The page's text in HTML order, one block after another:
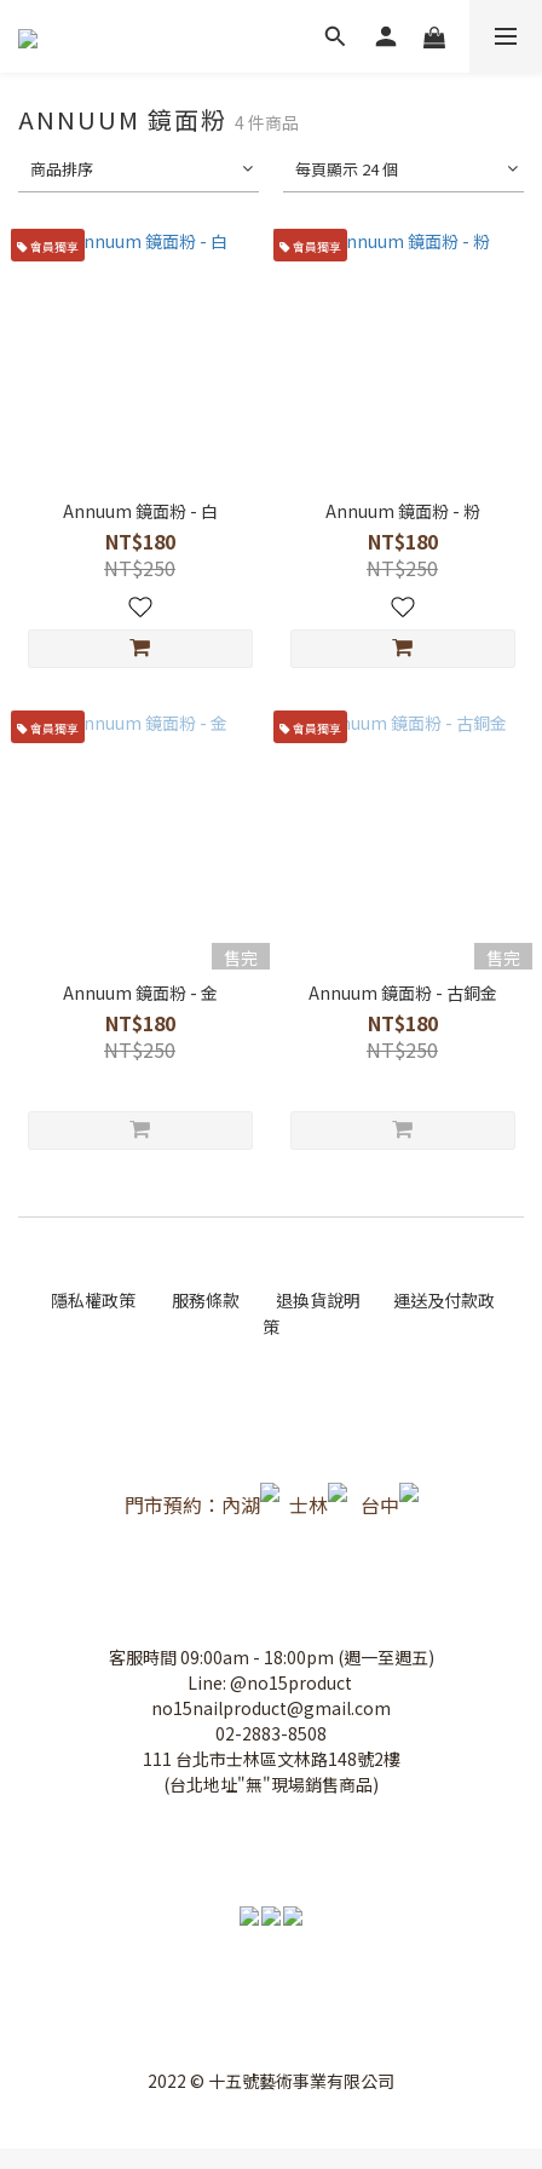
ANNUUM 鏡面粉 4 件商品
商品排序 每頁顯示 24 個
會員獨享
Annuum 鏡面粉 - 白
NT$180
NT$250
會員獨享
Annuum 鏡面粉 - 粉
NT$180
NT$250
會員獨享
售完
Annuum 鏡面粉 - 金
NT$180
NT$250
會員獨享
售完
Annuum 鏡面粉 - 古銅金
NT$180
NT$250
隱私權政策 服務條款 退換貨說明
運送及付款政
策
門市預約：內湖 士林 台中
客服時間 09:00am - 18:00pm (週一至週五)
Line: @no15product
no15nailproduct@gmail.com
02-2883-8508
111 台北市士林區文林路148號2樓
(台北地址"無"現場銷售商品)
2022 © 十五號藝術事業有限公司